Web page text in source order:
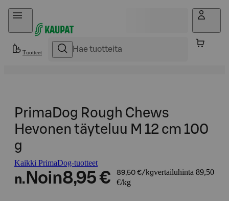
Hyppää sisältöön
Tuotteet
PrimaDog Rough Chews
Hevonen täyteluu M 12 cm 100
g
Kaikki PrimaDog-tuotteet
n. Noin8,95 € 89,50 €/kgvertailuhinta 89,50
€/kg